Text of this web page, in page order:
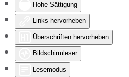
Hohe Sättigung
Links hervorheben
Überschriften hervorheben
Bildschirmleser
Lesemodus